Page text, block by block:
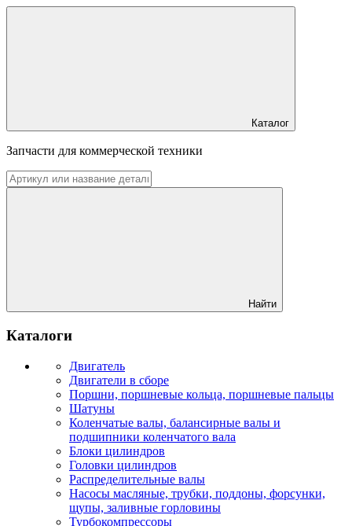
Каталог
Запчасти для коммерческой техники
Найти
Каталоги
Двигатель
Двигатели в сборе
Поршни, поршневые кольца, поршневые пальцы
Шатуны
Коленчатые валы, балансирные валы и
подшипники коленчатого вала
Блоки цилиндров
Головки цилиндров
Распределительные валы
Насосы масляные, трубки, поддоны, форсунки,
щупы, заливные горловины
Турбокомпрессоры